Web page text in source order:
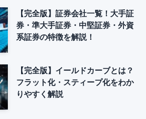
【完全版】証券会社一覧！大手証
券・準大手証券・中堅証券・外資
系証券の特徴を解説！
【完全版】イールドカーブとは？
フラット化・スティープ化をわか
りやすく解説